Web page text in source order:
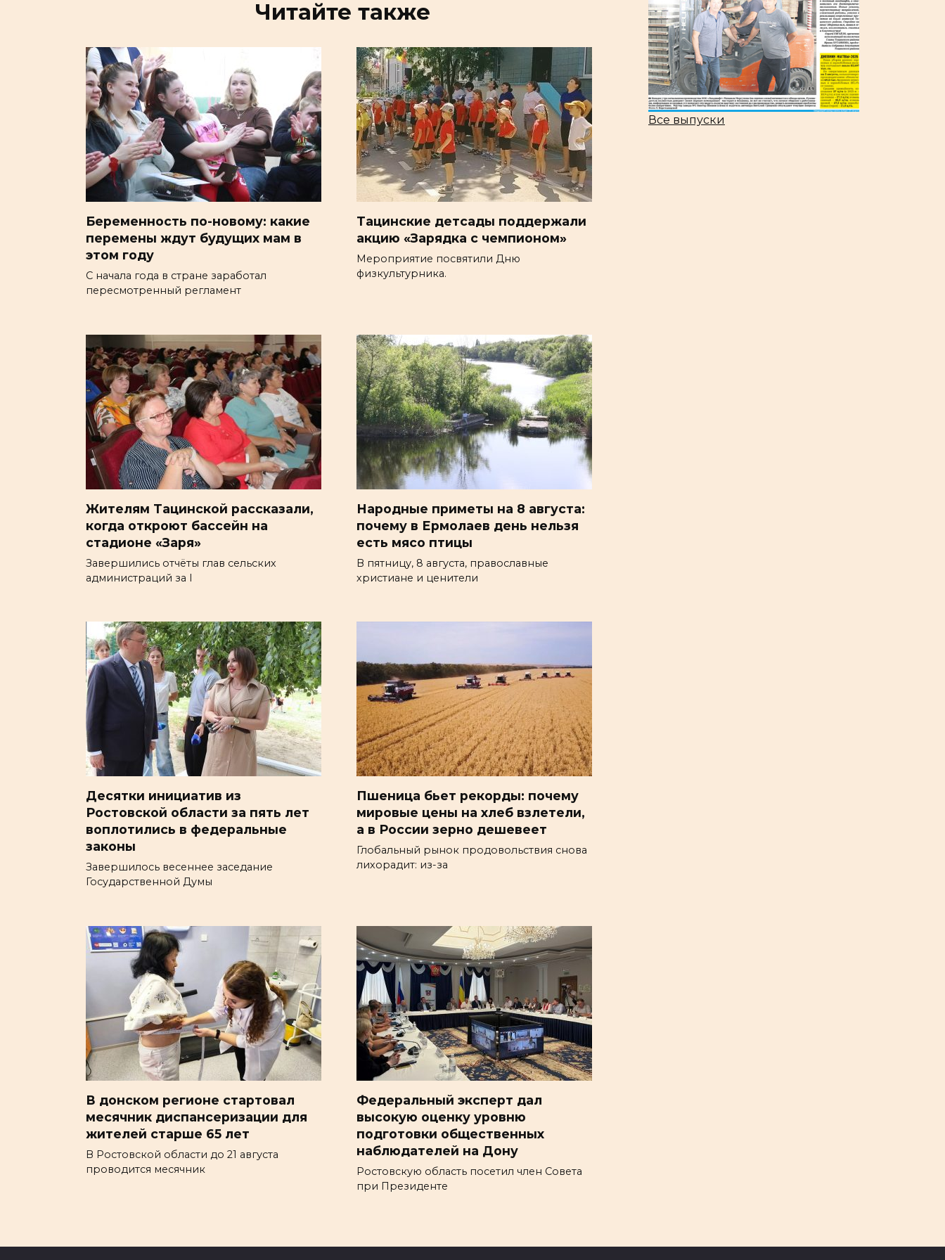
Читайте также
Беременность по-новому: какие
перемены ждут будущих мам в
этом году
С начала года в стране заработал
пересмотренный регламент
Тацинские детсады поддержали
акцию «Зарядка с чемпионом»
Мероприятие посвятили Дню
физкультурника.
Жителям Тацинской рассказали,
когда откроют бассейн на
стадионе «Заря»
Завершились отчёты глав сельских
администраций за I
Народные приметы на 8 августа:
почему в Ермолаев день нельзя
есть мясо птицы
В пятницу, 8 августа, православные
христиане и ценители
Десятки инициатив из
Ростовской области за пять лет
воплотились в федеральные
законы
Завершилось весеннее заседание
Государственной Думы
Пшеница бьет рекорды: почему
мировые цены на хлеб взлетели,
а в России зерно дешевеет
Глобальный рынок продовольствия снова
лихорадит: из-за
В донском регионе стартовал
месячник диспансеризации для
жителей старше 65 лет
В Ростовской области до 21 августа
проводится месячник
Федеральный эксперт дал
высокую оценку уровню
подготовки общественных
наблюдателей на Дону
Ростовскую область посетил член Совета
при Президенте
Все выпуски